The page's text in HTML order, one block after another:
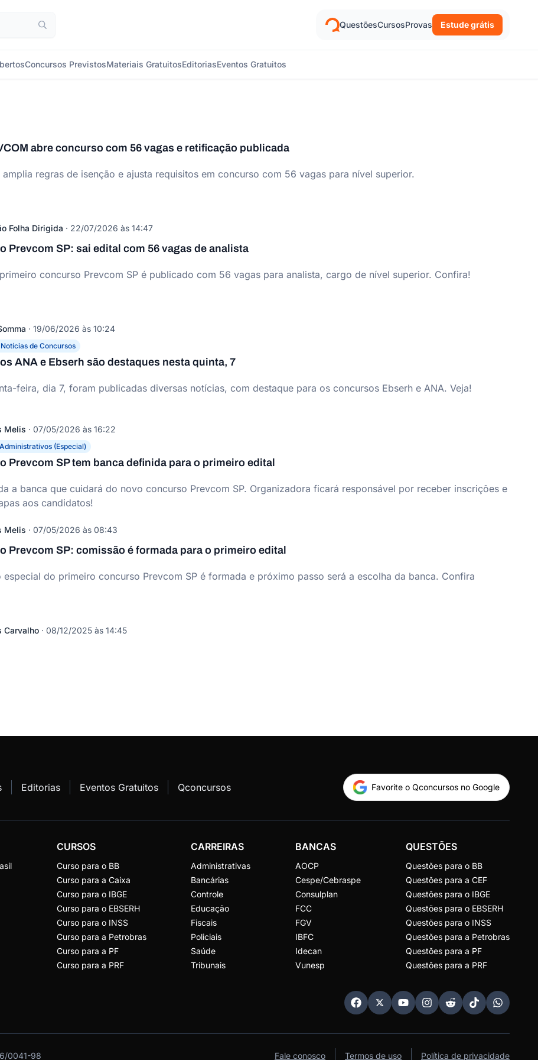
QuestõesCursosProvas Estude grátis
Concursos PrevistosMateriais GratuitosEditoriasEventos Gratuitos
abre concurso com 56 vagas e retificação publicada
amplia regras de isenção e ajusta requisitos em concurso com 56 vagas para nível superior.
Folha Dirigida · 22/07/2026 às 14:47
Prevcom SP: sai edital com 56 vagas de analista
concurso Prevcom SP é publicado com 56 vagas para analista, cargo de nível superior. Confira!
· 19/06/2026 às 10:24
de Concursos
ANA e Ebserh são destaques nesta quinta, 7
feira, dia 7, foram publicadas diversas notícias, com destaque para os concursos Ebserh e ANA. Veja!
Melis · 07/05/2026 às 16:22
(Especial)
Prevcom SP tem banca definida para o primeiro edital
a banca que cuidará do novo concurso Prevcom SP. Organizadora ficará responsável por receber inscrições e
aos candidatos!
Melis · 07/05/2026 às 08:43
Prevcom SP: comissão é formada para o primeiro edital
especial do primeiro concurso Prevcom SP é formada e próximo passo será a escolha da banca. Confira
Carvalho · 08/12/2025 às 14:45
Editorias Eventos Gratuitos Qconcursos Favorite o Qconcursos no Google
CURSOS
Curso para o BB
Curso para a Caixa
Curso para o IBGE
Curso para o EBSERH
Curso para o INSS
Curso para a Petrobras
Curso para a PF
Curso para a PRF
CARREIRAS
Administrativas
Bancárias
Controle
Educação
Fiscais
Policiais
Saúde
Tribunais
BANCAS
AOCP
Cespe/Cebraspe
Consulplan
FCC
FGV
IBFC
Idecan
Vunesp
QUESTÕES
Questões para o BB
Questões para a CEF
Questões para o IBGE
Questões para o EBSERH
Questões para o INSS
Questões para a Petrobras
Questões para a PF
Questões para a PRF
0041-98 Fale conosco Termos de uso Política de privacidade